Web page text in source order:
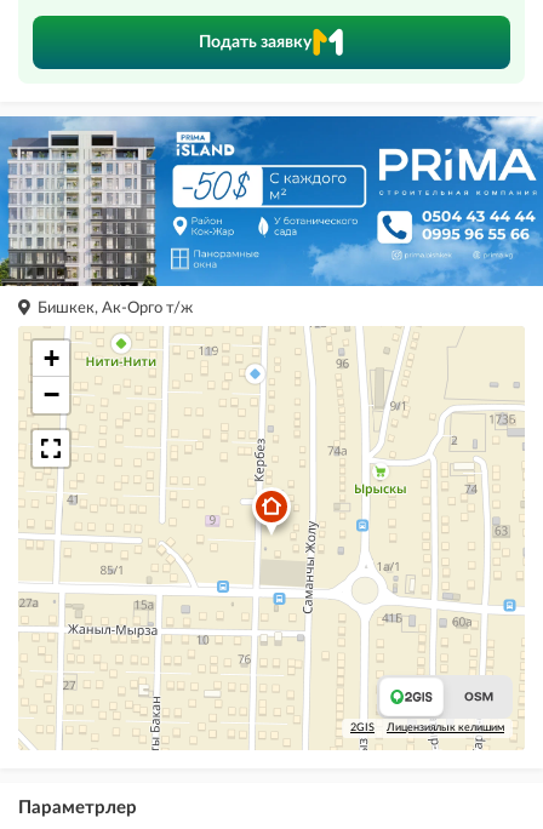
Подать заявку
Бишкек, Ак-Орго т/ж
+
−
2GIS Лицензиялык келишим
Параметрлер